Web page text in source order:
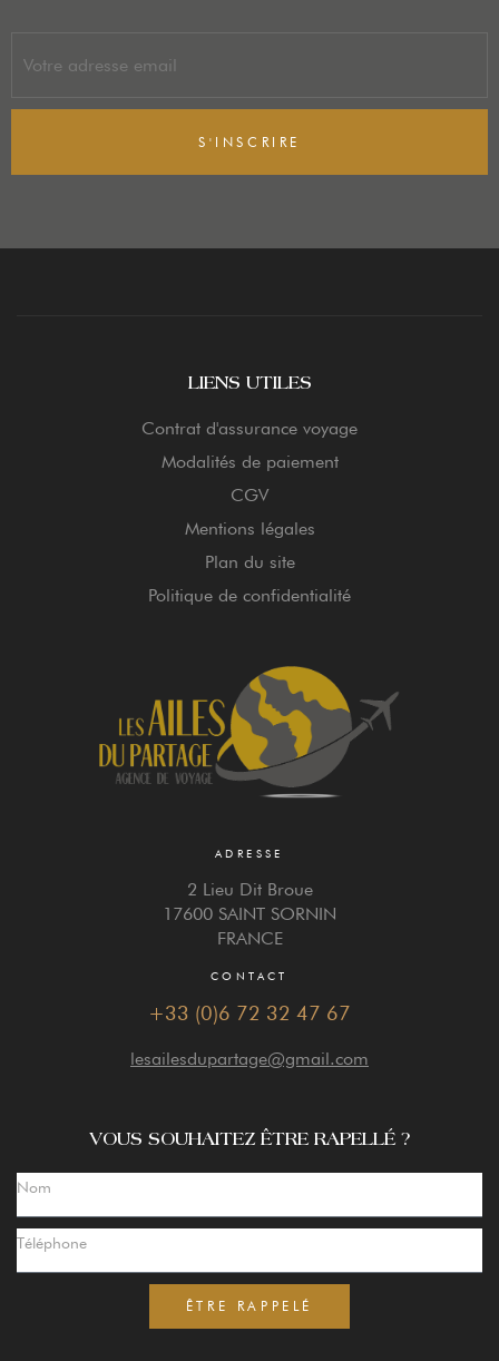
S'INSCRIRE
LIENS UTILES
Contrat d'assurance voyage
Modalités de paiement
CGV
Mentions légales
Plan du site
Politique de confidentialité
ADRESSE
2 Lieu Dit Broue
17600 SAINT SORNIN
FRANCE
CONTACT
+33 (0)6 72 32 47 67
lesailesdupartage@gmail.com
VOUS SOUHAITEZ ÊTRE RAPELLÉ ?
ÊTRE RAPPELÉ